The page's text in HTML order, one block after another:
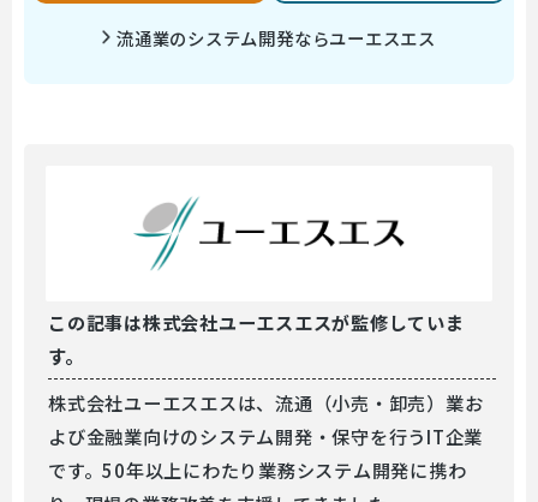
流通業のシステム開発ならユーエスエス
この記事は株式会社ユーエスエスが監修していま
す。
株式会社ユーエスエスは、流通（小売・卸売）業お
よび金融業向けのシステム開発・保守を行うIT企業
です。50年以上にわたり業務システム開発に携わ